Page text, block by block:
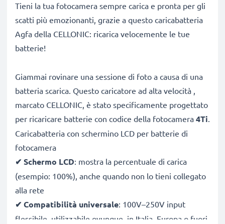
Tieni la tua fotocamera sempre carica e pronta per gli
scatti più emozionanti, grazie a questo caricabatteria
Agfa della CELLONIC: ricarica velocemente le tue
batterie!
Giammai rovinare una sessione di foto a causa di una
batteria scarica. Questo caricatore ad alta velocità ,
marcato CELLONIC, è stato specificamente progettato
per ricaricare batterie con codice della fotocamera 4Ti.
Caricabatteria con schermino LCD per batterie di
fotocamera
✔ Schermo LCD: mostra la percentuale di carica
(esempio: 100%), anche quando non lo tieni collegato
alla rete
✔ Compatibilità universale: 100V–250V input
flessibile, utilizzabile ovunque, in Italia, Europa o fuori